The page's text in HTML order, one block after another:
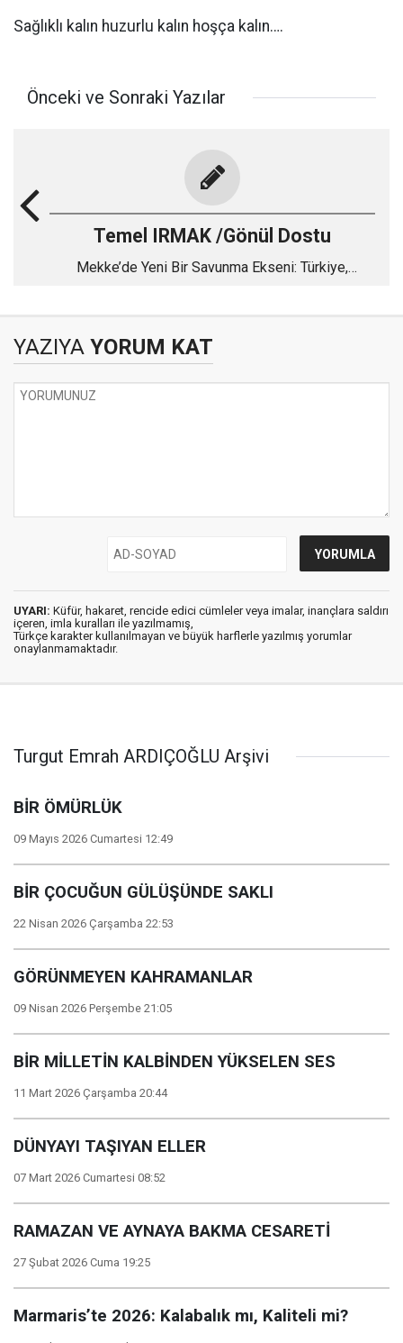
Sağlıklı kalın huzurlu kalın hoşça kalın….
Önceki ve Sonraki Yazılar
Temel IRMAK /Gönül Dostu
Mekke’de Yeni Bir Savunma Ekseni: Türkiye,
YAZIYA YORUM KAT
UYARI: Küfür, hakaret, rencide edici cümleler veya imalar, inançlara saldırı
içeren, imla kuralları ile yazılmamış,
Türkçe karakter kullanılmayan ve büyük harflerle yazılmış yorumlar
onaylanmamaktadır.
Turgut Emrah ARDIÇOĞLU Arşivi
BİR ÖMÜRLÜK
09 Mayıs 2026 Cumartesi 12:49
BİR ÇOCUĞUN GÜLÜŞÜNDE SAKLI
22 Nisan 2026 Çarşamba 22:53
GÖRÜNMEYEN KAHRAMANLAR
09 Nisan 2026 Perşembe 21:05
BİR MİLLETİN KALBİNDEN YÜKSELEN SES
11 Mart 2026 Çarşamba 20:44
DÜNYAYI TAŞIYAN ELLER
07 Mart 2026 Cumartesi 08:52
RAMAZAN VE AYNAYA BAKMA CESARETİ
27 Şubat 2026 Cuma 19:25
Marmaris’te 2026: Kalabalık mı, Kaliteli mi?